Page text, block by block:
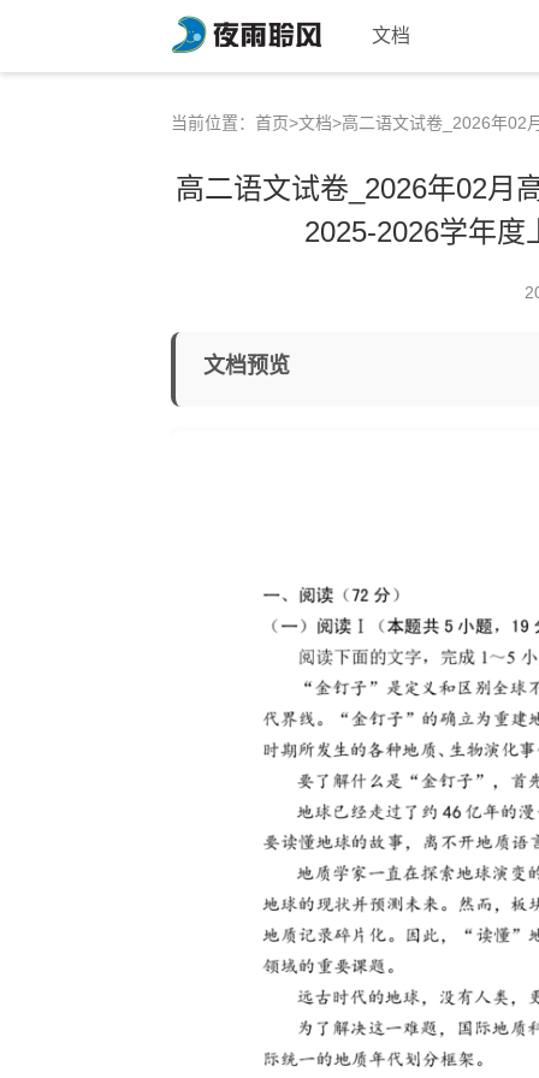
文档
当前位置： 首页>文档>高二语文试卷_2026年02
高二语文试卷_2026年02月
2025-2026学年
文档预览